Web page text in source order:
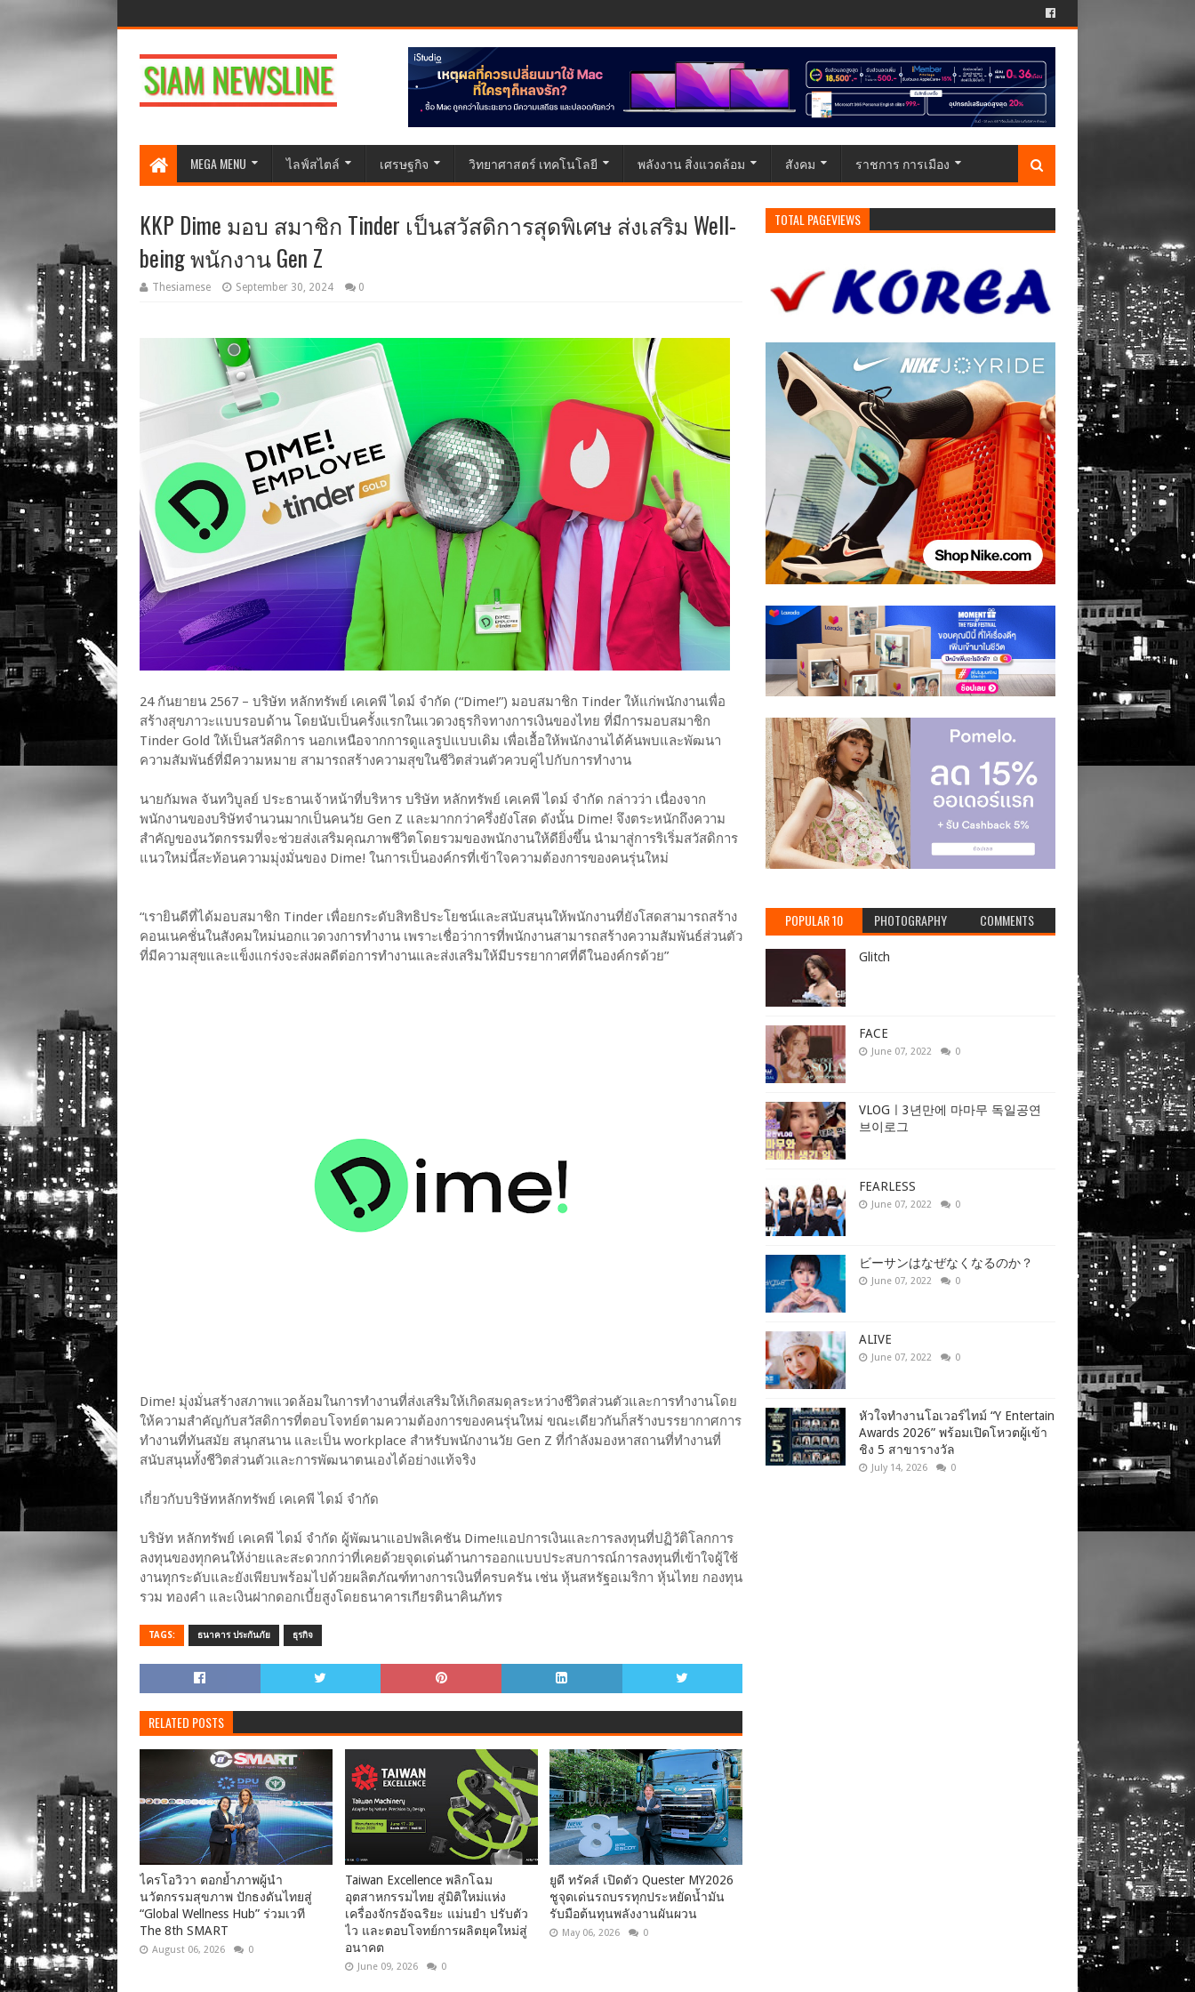
MEGA MENU ไลฟ์สไตล์ เศรษฐกิจ วิทยาศาสตร์ เทคโนโลยี พลังงาน สิ่งแวดล้อม สังคม ราชการ การเมือง
KKP Dime มอบ สมาชิก Tinder เป็นสวัสดิการสุดพิเศษ ส่งเสริม Well-
being พนักงาน Gen Z
Thesiamese September 30, 2024 0
24 กันยายน 2567 – บริษัท หลักทรัพย์ เคเคพี ไดม์ จำกัด (“Dime!”) มอบสมาชิก Tinder ให้แก่พนักงานเพื่อ
สร้างสุขภาวะแบบรอบด้าน โดยนับเป็นครั้งแรกในแวดวงธุรกิจทางการเงินของไทย ที่มีการมอบสมาชิก
Tinder Gold ให้เป็นสวัสดิการ นอกเหนือจากการดูแลรูปแบบเดิม เพื่อเอื้อให้พนักงานได้ค้นพบและพัฒนา
ความสัมพันธ์ที่มีความหมาย สามารถสร้างความสุขในชีวิตส่วนตัวควบคู่ไปกับการทำงาน
นายกัมพล จันทวิบูลย์ ประธานเจ้าหน้าที่บริหาร บริษัท หลักทรัพย์ เคเคพี ไดม์ จำกัด กล่าวว่า เนื่องจาก
พนักงานของบริษัทจำนวนมากเป็นคนวัย Gen Z และมากกว่าครึ่งยังโสด ดังนั้น Dime! จึงตระหนักถึงความ
สำคัญของนวัตกรรมที่จะช่วยส่งเสริมคุณภาพชีวิตโดยรวมของพนักงานให้ดียิ่งขึ้น นำมาสู่การริเริ่มสวัสดิการ
แนวใหม่นี้สะท้อนความมุ่งมั่นของ Dime! ในการเป็นองค์กรที่เข้าใจความต้องการของคนรุ่นใหม่
“เรายินดีที่ได้มอบสมาชิก Tinder เพื่อยกระดับสิทธิประโยชน์และสนับสนุนให้พนักงานที่ยังโสดสามารถสร้าง
คอนเนคชั่นในสังคมใหม่นอกแวดวงการทำงาน เพราะเชื่อว่าการที่พนักงานสามารถสร้างความสัมพันธ์ส่วนตัว
ที่มีความสุขและแข็งแกร่งจะส่งผลดีต่อการทำงานและส่งเสริมให้มีบรรยากาศที่ดีในองค์กรด้วย”
Dime! มุ่งมั่นสร้างสภาพแวดล้อมในการทำงานที่ส่งเสริมให้เกิดสมดุลระหว่างชีวิตส่วนตัวและการทำงานโดย
ให้ความสำคัญกับสวัสดิการที่ตอบโจทย์ตามความต้องการของคนรุ่นใหม่ ขณะเดียวกันก็สร้างบรรยากาศการ
ทำงานที่ทันสมัย สนุกสนาน และเป็น workplace สำหรับพนักงานวัย Gen Z ที่กำลังมองหาสถานที่ทำงานที่
สนับสนุนทั้งชีวิตส่วนตัวและการพัฒนาตนเองได้อย่างแท้จริง
เกี่ยวกับบริษัทหลักทรัพย์ เคเคพี ไดม์ จำกัด
บริษัท หลักทรัพย์ เคเคพี ไดม์ จำกัด ผู้พัฒนาแอปพลิเคชัน Dime!แอปการเงินและการลงทุนที่ปฏิวัติโลกการ
ลงทุนของทุกคนให้ง่ายและสะดวกกว่าที่เคยด้วยจุดเด่นด้านการออกแบบประสบการณ์การลงทุนที่เข้าใจผู้ใช้
งานทุกระดับและยังเพียบพร้อมไปด้วยผลิตภัณฑ์ทางการเงินที่ครบครัน เช่น หุ้นสหรัฐอเมริกา หุ้นไทย กองทุน
รวม ทองคำ และเงินฝากดอกเบี้ยสูงโดยธนาคารเกียรตินาคินภัทร
TAGS: ธนาคาร ประกันภัย ธุรกิจ
RELATED POSTS
ไครโอวิวา ตอกย้ำภาพผู้นำ
นวัตกรรมสุขภาพ ปักธงดันไทยสู่
“Global Wellness Hub” ร่วมเวที
The 8th SMART
August 06, 2026 0
Taiwan Excellence พลิกโฉม
อุตสาหกรรมไทย สู่มิติใหม่แห่ง
เครื่องจักรอัจฉริยะ แม่นยำ ปรับตัว
ไว และตอบโจทย์การผลิตยุคใหม่สู่
อนาคต
June 09, 2026 0
ยูดี ทรัคส์ เปิดตัว Quester MY2026
ชูจุดเด่นรถบรรทุกประหยัดน้ำมัน
รับมือต้นทุนพลังงานผันผวน
May 06, 2026 0
TOTAL PAGEVIEWS
POPULAR 10 PHOTOGRAPHY COMMENTS
Glitch
FACE
June 07, 2022 0
VLOGㅣ3년만에 마마무 독일공연
브이로그
FEARLESS
June 07, 2022 0
ビーサンはなぜなくなるのか？
June 07, 2022 0
ALIVE
June 07, 2022 0
หัวใจทำงานโอเวอร์ไทม์ “Y Entertain
Awards 2026” พร้อมเปิดโหวตผู้เข้า
ชิง 5 สาขารางวัล
July 14, 2026 0